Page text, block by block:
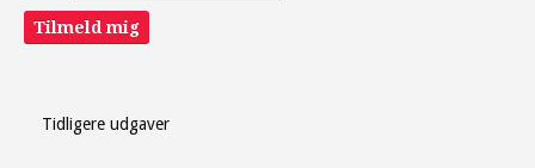
Tilmeld mig
Tidligere udgaver